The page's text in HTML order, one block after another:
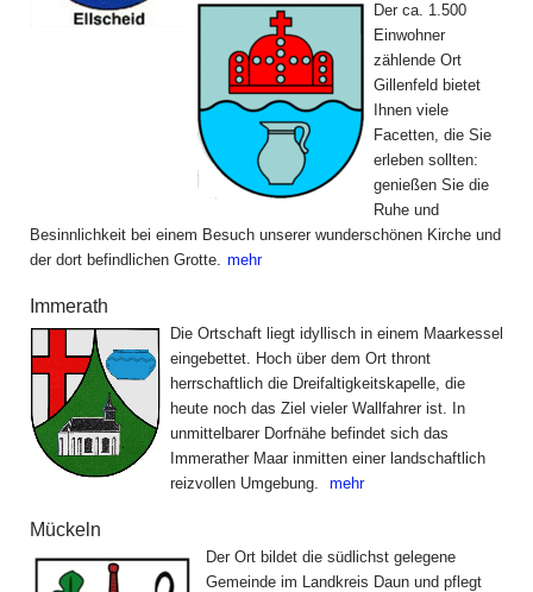
Der ca. 1.500
Einwohner
zählende Ort
Gillenfeld bietet
Ihnen viele
Facetten, die Sie
erleben sollten:
genießen Sie die
Ruhe und
Besinnlichkeit bei einem Besuch unserer wunderschönen Kirche und
der dort befindlichen Grotte. mehr
Immerath
Die Ortschaft liegt idyllisch in einem Maarkessel
eingebettet. Hoch über dem Ort thront
herrschaftlich die Dreifaltigkeitskapelle, die
heute noch das Ziel vieler Wallfahrer ist. In
unmittelbarer Dorfnähe befindet sich das
Immerather Maar inmitten einer landschaftlich
reizvollen Umgebung.
mehr
Mückeln
Der Ort bildet die südlichst gelegene
Gemeinde im Landkreis Daun und pflegt